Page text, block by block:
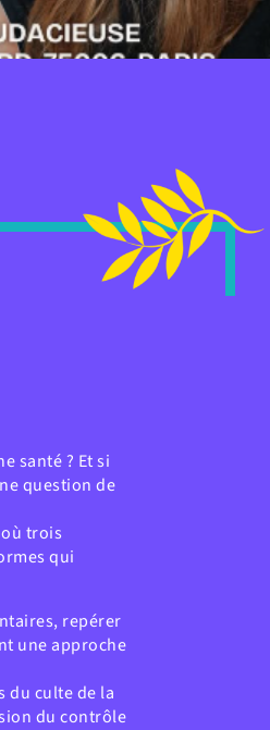
santé ? Et si
question de
trois
qui
repérer
une approche
du culte de la
du contrôle